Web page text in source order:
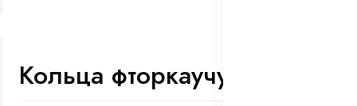
Кольца фторкаучуковые